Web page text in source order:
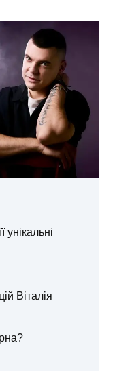
унікальні
Віталія